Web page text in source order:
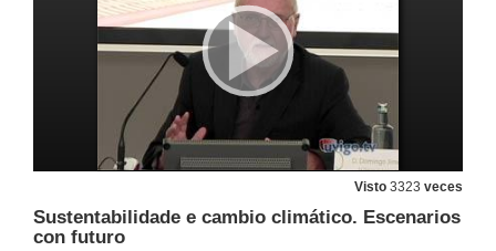
Visto 3323 veces
Sustentabilidade e cambio climático. Escenarios
con futuro
Inaguración
22 de abr. de 2010
22 de abr. de 2010
Quenda de preguntas